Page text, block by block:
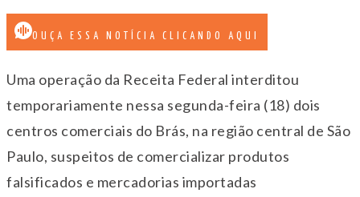
OUÇA ESSA NOTÍCIA CLICANDO AQUI
Uma operação da Receita Federal interditou
temporariamente nessa segunda-feira (18) dois
centros comerciais do Brás, na região central de São
Paulo, suspeitos de comercializar produtos
falsificados e mercadorias importadas